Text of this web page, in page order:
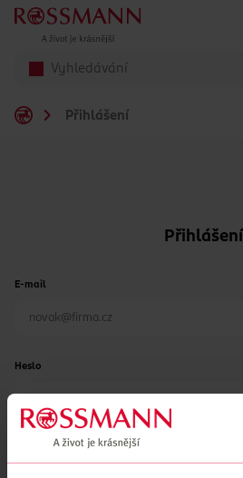
Přeskočit na hlavmní obsah
Přihlášení
Přihlášení
E-mail
Heslo